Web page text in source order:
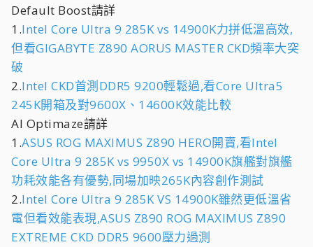
Default Boost請詳
1.Intel Core Ultra 9 285K vs 14900K力拼低溫高效,
但看GIGABYTE Z890 AORUS MASTER CKD頻率大突
破
2.Intel CKD首測DDR5 9200輕鬆過,看Core Ultra5
245K開箱及對9600X、14600K效能比較
AI Optimaze請詳
1.ASUS ROG MAXIMUS Z890 HERO開賣,看Intel
Core Ultra 9 285K vs 9950X vs 14900K旗艦對旗艦
功耗效能各有優勢,同場加映265K內容創作測試
2.Intel Core Ultra 9 285K VS 14900K雖然更低溫省
電但看效能表現,ASUS Z890 ROG MAXIMUS Z890
EXTREME CKD DDR5 9600壓力過測